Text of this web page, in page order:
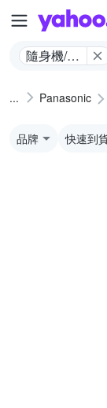
隨身機/類
Panasonic
品牌 快速到